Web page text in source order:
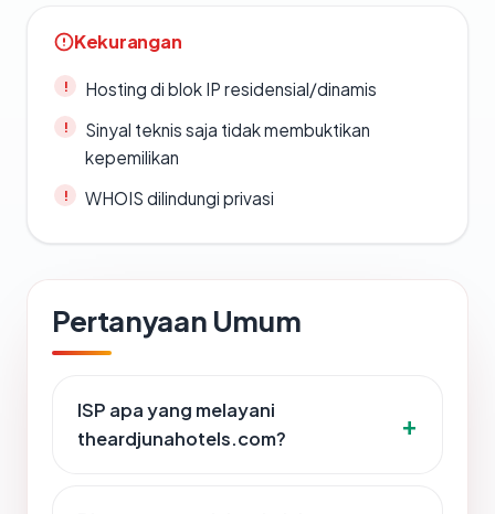
Kekurangan
Hosting di blok IP residensial/dinamis
Sinyal teknis saja tidak membuktikan
kepemilikan
WHOIS dilindungi privasi
Pertanyaan Umum
ISP apa yang melayani
theardjunahotels.com?